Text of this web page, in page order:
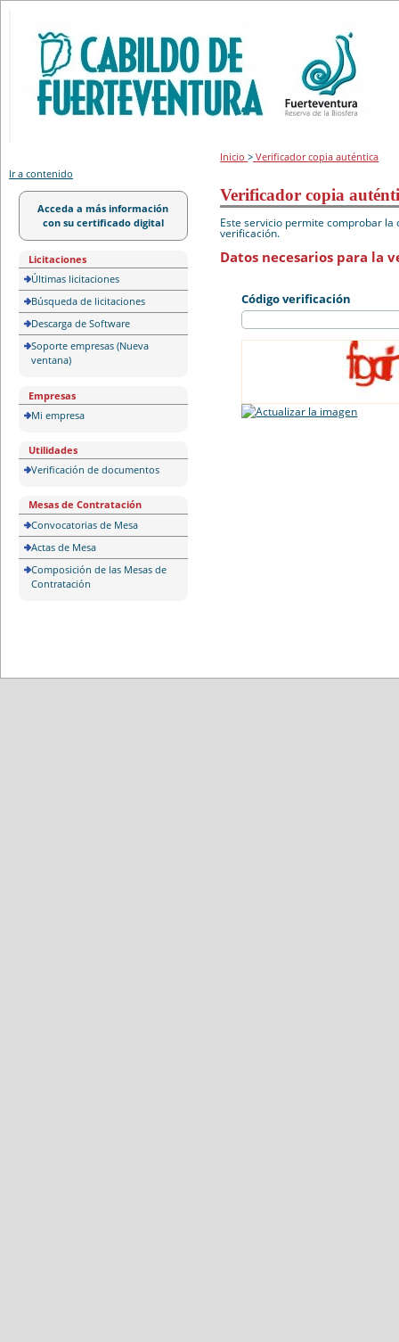
Ir a contenido
Acceda a más información
con su certificado digital
Licitaciones
Últimas licitaciones
Búsqueda de licitaciones
Descarga de Software
Soporte empresas (Nueva
ventana)
Empresas
Mi empresa
Utilidades
Verificación de documentos
Mesas de Contratación
Convocatorias de Mesa
Actas de Mesa
Composición de las Mesas de
Contratación
Inicio> Verificador copia auténtica
Verificador copia
Este servicio permite comprobar
verificación.
Datos necesarios para la
Código verificación